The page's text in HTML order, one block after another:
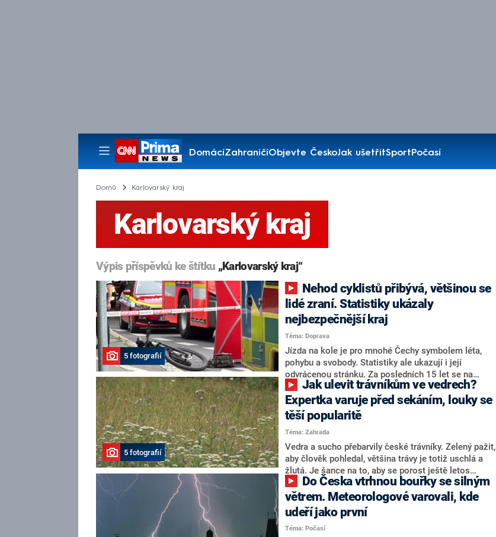
DomácíZahraničíObjevte ČeskoJak ušetřitSportPočasí
Pořady
Domů Karlovarský kraj
Karlovarský kraj
Výpis příspěvků ke štítku „Karlovarský kraj“
5 fotografií
lidé zraní. Statistiky ukázaly
nejbezpečnější kraj
Téma: Doprava
Jízda na kole je pro mnohé Čechy symbolem léta,
pohybu a svobody. Statistiky ale ukazují i její
odvrácenou stránku. Za posledních 15 let se na
českých silnicích stalo více než 67 tisíc nehod s
účastí cyklistů. Ve většině případů končí zraněním.
5 fotografií
Expertka varuje před sekáním, louky se
těší popularitě
Téma: Zahrada
Vedra a sucho přebarvily české trávníky. Zelený pažit,
aby člověk pohledal, většina trávy je totiž uschlá a
žlutá. Je šance na to, aby se porost ještě letos
vzpamatoval? Jakých chyb se při péči o trávník
vyvarovat? Redakce CNN Prima NEWS pro vás
připravila několik tipů, jak o trávník během tropických
teplot pečovat.
větrem. Meteorologové varovali, kde
udeří jako první
Téma: Počasí